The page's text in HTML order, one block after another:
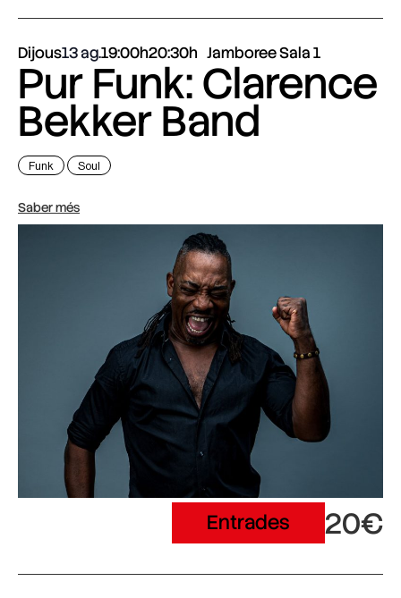
Dijous13 ag.19:00h20:30h Jamboree Sala 1
Pur Funk: Clarence
Bekker Band
Funk Soul
Saber més
Entrades 20€